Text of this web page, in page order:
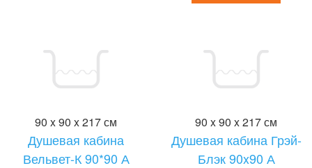
90 x 90 x 217 см
Душевая кабина
Вельвет-К 90*90 А
90 x 90 x 217 см
Душевая кабина Грэй-
Блэк 90x90 А